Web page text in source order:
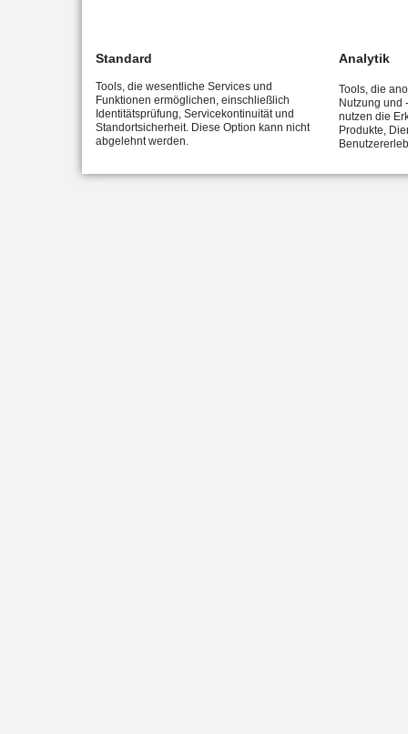
Standard
Tools, die wesentliche Services und
Funktionen ermöglichen, einschließlich
Identitätsprüfung, Servicekontinuität und
Standortsicherheit. Diese Option kann nicht
abgelehnt werden.
Analytik
Tools, die
Nutzung und
nutzen die
Produkte,